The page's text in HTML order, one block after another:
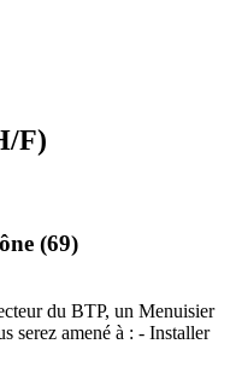
F)
(69)
du BTP, un Menuisier
serez amené à : - Installer